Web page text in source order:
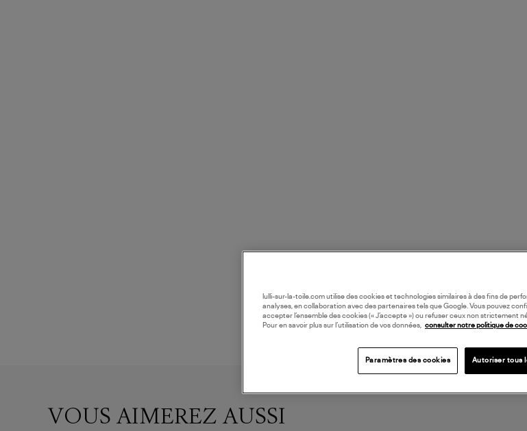
VOUS AIMEREZ AUSSI
lulli-sur-la-toile.com utilise des cookies et technologies similaires à des fins de
analyses, en collaboration avec des partenaires tels que Google. Vous pouvez
accepter l’ensemble des cookies (« J’accepte ») ou refuser ceux non strictement
Pour en savoir plus sur l’utilisation de vos données, consulter notre politique de
Paramètres des cookies Autoriser tous